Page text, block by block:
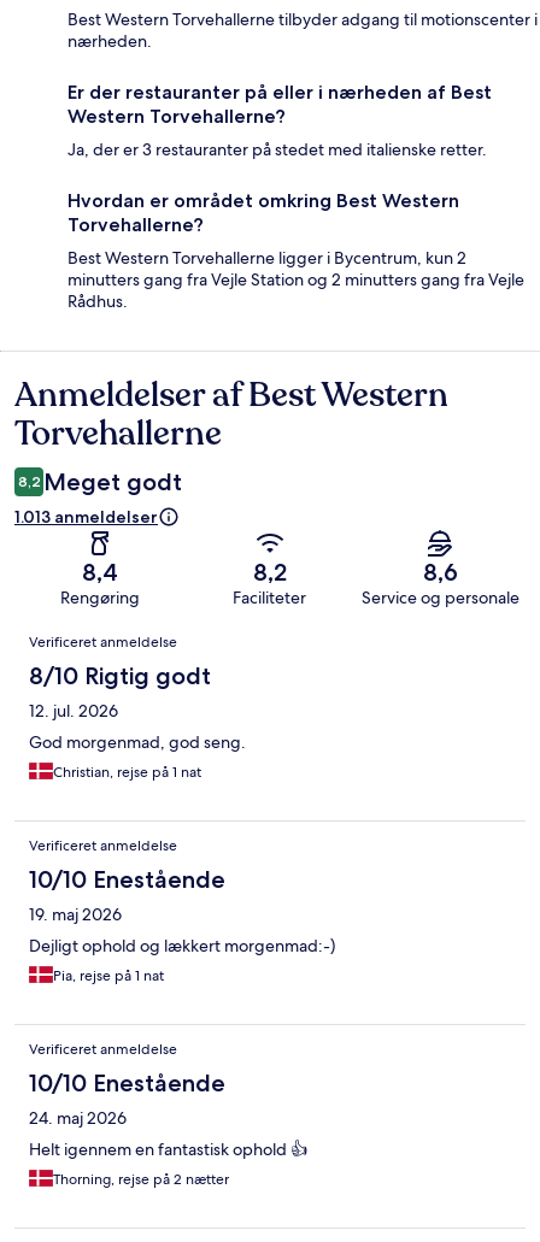
Best Western Torvehallerne tilbyder adgang til motionscenter i
nærheden.
Er der restauranter på eller i nærheden af Best
Western Torvehallerne?
Ja, der er 3 restauranter på stedet med italienske retter.
Hvordan er området omkring Best Western
Torvehallerne?
Best Western Torvehallerne ligger i Bycentrum, kun 2
minutters gang fra Vejle Station og 2 minutters gang fra Vejle
Rådhus.
Anmeldelser
Anmeldelser af Best Western
Torvehallerne
8,2 Meget godt
1.013 anmeldelser
8,4
Rengøring
8,2
Faciliteter
8,6
Service og personale
Anmeldelser
Verificeret anmeldelse
8/10 Rigtig godt
12. jul. 2026
God morgenmad, god seng.
Christian, rejse på 1 nat
Verificeret anmeldelse
10/10 Enestående
19. maj 2026
Dejligt ophold og lækkert morgenmad:-)
Pia, rejse på 1 nat
Verificeret anmeldelse
10/10 Enestående
24. maj 2026
Helt igennem en fantastisk ophold 👍
Thorning, rejse på 2 nætter